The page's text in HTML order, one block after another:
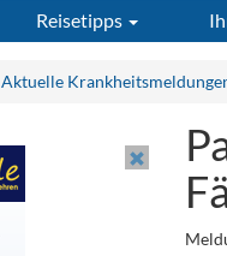
Reisetipps
Aktuelle